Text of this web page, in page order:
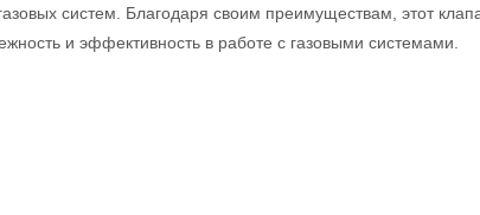
систем. Благодаря своим преимуществам, этот
и эффективность в работе с газовыми системами.